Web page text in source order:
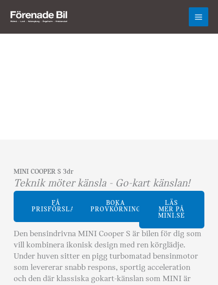
MINI COOPER S 3dr
Teknik möter känsla - Go-kart känslan!
FÅ
PRISFÖRSLAG
BOKA
PROVKÖRNING
LÄS
MER PÅ
MINI.SE
Den bensindrivna MINI Cooper S är bilen för dig som
vill kombinera ikonisk design med ren körglädje.
Under huven sitter en pigg turbomatad bensinmotor
som levererar snabb respons, sportig acceleration
och den där klassiska gokart-känslan som MINI är